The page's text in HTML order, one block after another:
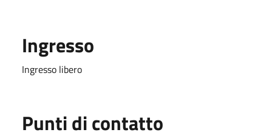
Ingresso
Ingresso libero
Punti di contatto